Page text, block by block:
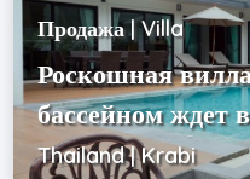
Продажа | Villa
Роскошная
бассейном ждет
Thailand | Krabi